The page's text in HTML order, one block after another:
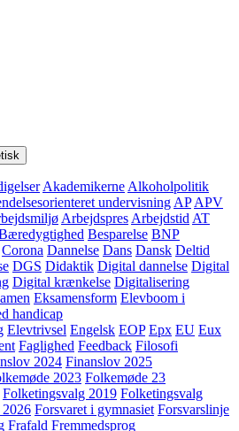
Akademikerne Alkoholpolitik
undervisning AP APV
Arbejdspres Arbejdstid AT
Besparelse BNP
Corona Dannelse Dans Dansk Deltid
DGS Didaktik Digital dannelse Digital
Digital krænkelse Digitalisering
Eksamensform Elevboom i
handicap
Elevtrivsel Engelsk EOP Epx EU Eux
Faglighed Feedback Filosofi
2024 Finanslov 2025
2023 Folkemøde 23
Folketingsvalg 2019 Folketingsvalg
Forsvaret i gymnasiet Forsvarslinje
Frafald Fremmedsprog